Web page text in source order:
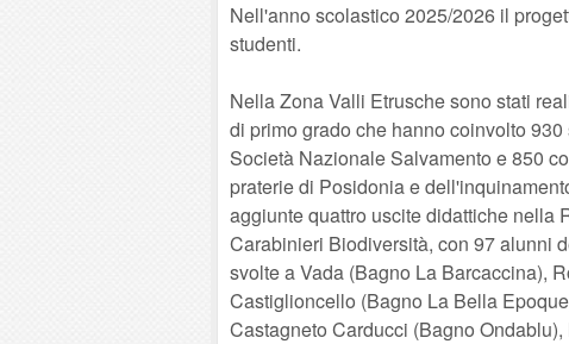
Nell'anno scolastico 2025/2026 il
studenti.
Nella Zona Valli Etrusche sono stati
di primo grado che hanno coinvolto
Società Nazionale Salvamento e 850
praterie di Posidonia e
aggiunte quattro uscite didattiche nella
Carabinieri Biodiversità, con 97 alunni
svolte a Vada (Bagno La Barcaccina),
Castiglioncello (Bagno La Bella
Castagneto Carducci (Bagno